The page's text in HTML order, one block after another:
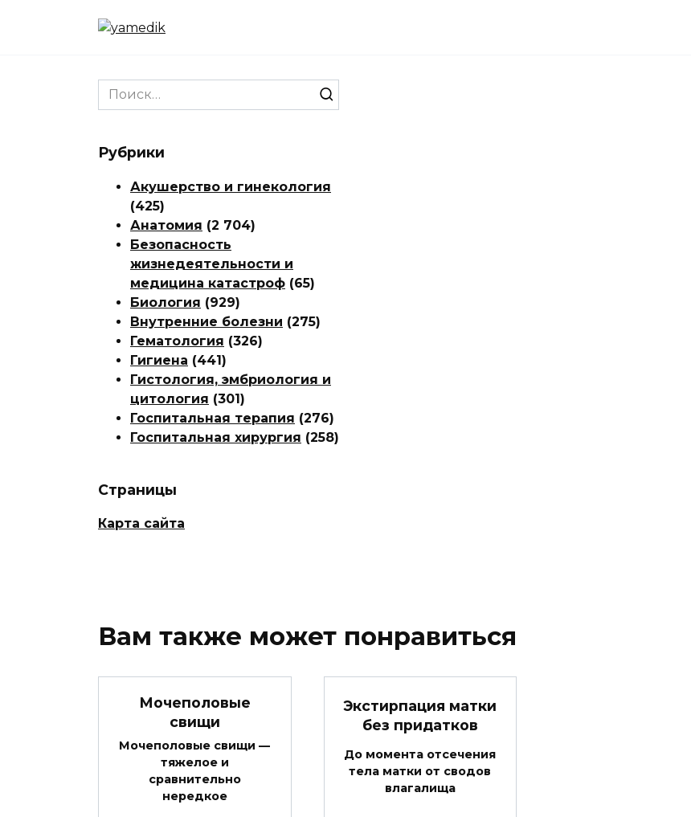
Search
for:
Рубрики
Акушерство и гинекология
(425)
Анатомия (2 704)
Безопасность
жизнедеятельности и
медицина катастроф (65)
Биология (929)
Внутренние болезни (275)
Гематология (326)
Гигиена (441)
Гистология, эмбриология и
цитология (301)
Госпитальная терапия (276)
Госпитальная хирургия (258)
Страницы
Карта сайта
Вам также может понравиться
Мочеполовые
свищи
Мочеполовые свищи —
тяжелое и
сравнительно
нередкое
Экстирпация матки
без придатков
До момента отсечения
тела матки от сводов
влагалища